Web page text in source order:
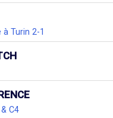
Turin 2-1
C4